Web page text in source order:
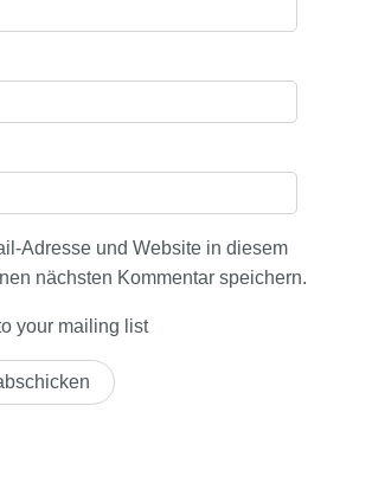
Adresse und Website in diesem
nächsten Kommentar speichern.
your mailing list